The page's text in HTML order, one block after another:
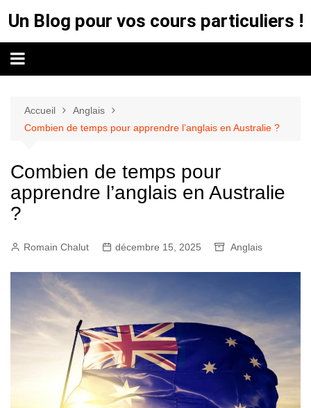
au
contenu
Un Blog pour vos cours particuliers !
Accueil
Anglais
Combien de temps pour apprendre l’anglais en Australie ?
Combien de temps pour
apprendre l’anglais en Australie
?
Romain Chalut décembre 15, 2025 Anglais